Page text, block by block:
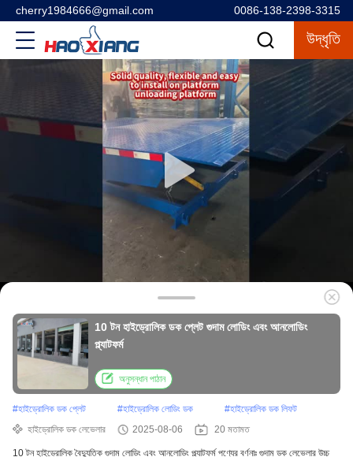
cherry1984666@gmail.com 0086-138-2398-3315
উদ্ধৃতি
10 টন হাইড্রোলিক ডক প্লেট গুদাম লোডিং এবং আনলোডিং
প্ল্যাটফর্ম
অনুসন্ধান পাঠান
#হাইড্রোলিক ডক প্লেট #হাইড্রোলিক লোডিং ডক #হাইড্রোলিক ডক লিফট
হাইড্রোলিক ডক লেভেলার
2025-08-06 20 মতামত
10 টন হাইড্রোলিক বৈদ্যুতিক গুদাম লোডিং এবং আনলোডিং প্ল্যাটফর্ম পণ্যের বর্ণনাঃ গুদাম ডক লেভেলার উচ্চ